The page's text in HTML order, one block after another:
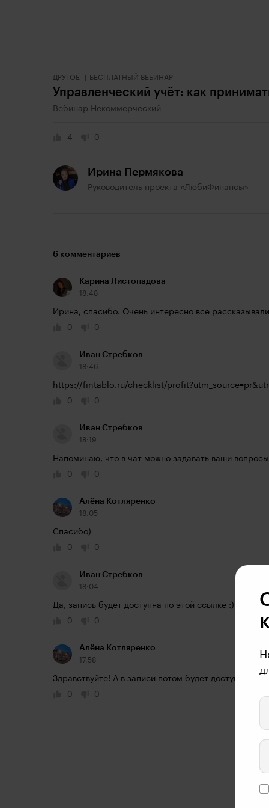
ДРУГОЕ БЕСПЛАТНЫЙ ВЕБИНАР
Управленческий учёт: как
Вебинар Некоммерческий
4 0
Ирина Пермякова
Руководитель проекта «ЛюбиФинансы»
6 комментариев
Карина Листопадова
18:48
Ирина, спасибо. Очень интересно все
0
0
Иван Стребков
18:46
https://fintablo.ru/checklist/
0
0
Иван Стребков
18:19
Напоминаю, что в чат можно задавать ваши
0
0
Алёна Котляренко
18:05
Спасибо)
0
0
Иван Стребков
18:04
Да, запись будет доступна по этой ссылке :)
0
0
Алёна Котляренко
17:58
Здравствуйте! А в записи потом будет доступно?
0
0